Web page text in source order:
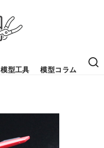
模型工具 模型コラム